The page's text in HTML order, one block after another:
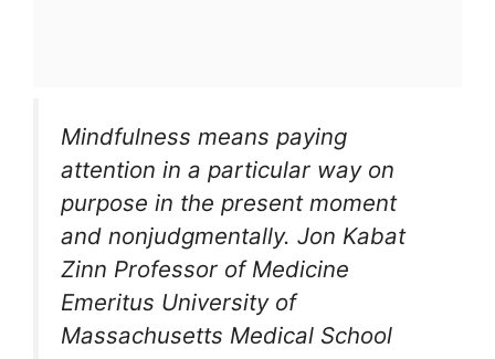
Mindfulness means paying
attention in a particular way on
purpose in the present moment
and nonjudgmentally. Jon Kabat
Zinn Professor of Medicine
Emeritus University of
Massachusetts Medical School